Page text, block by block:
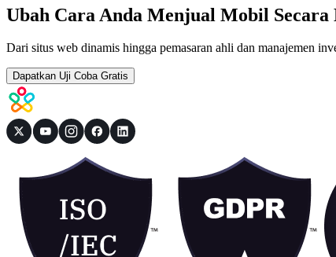
Ubah Cara Anda Menjual Mobil Secara
Dari situs web dinamis hingga pemasaran ahli dan manajemen
Dapatkan Uji Coba Gratis